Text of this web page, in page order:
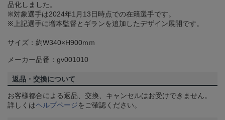
品化しました。
※対象選手は2024年1月13日時点での在籍選手です。
※上記選手に増本監督とギランを追加したデザイン展開です。
サイズ：約W340×H900mｍ
メーカー品番：gv001010
返品・交換について
お客様都合による返品、交換、キャンセルはお受けできません。
詳しくはヘルプページをご確認ください。